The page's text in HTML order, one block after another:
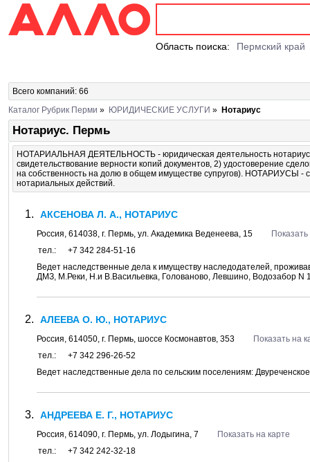
Область поиска: Пермский край
Всего компаний: 66
Каталог Рубрик Перми » ЮРИДИЧЕСКИЕ УСЛУГИ » Нотариус
Нотариус. Пермь
НОТАРИАЛЬНАЯ ДЕЯТЕЛЬНОСТЬ - юридическая деятельность
свидетельствование верности копий документов, 2) удостоверение
на собственность на долю в общем имуществе супругов). НОТАРИУСЫ -
нотариальных действий.
АКСЕНОВА Л. А., НОТАРИУС
Россия, 614038, г. Пермь, ул. Академика Веденеева, 15
тел.:
+7 342 284-51-16
Ведет наследственные дела к имуществу наследодателей,
ДМЗ, М.Реки, Н.и В.Васильевка, Голованово, Левшино, Водозабор N
АЛЕЕВА О. Ю., НОТАРИУС
Россия, 614050, г. Пермь, шоссе Космонавтов, 353
Показать на
тел.:
+7 342 296-26-52
Ведет наследственные дела по сельским поселениям:
АНДРЕЕВА Е. Г., НОТАРИУС
Россия, 614090, г. Пермь, ул. Лодыгина, 7
Показать на карте
тел.:
+7 342 242-32-18